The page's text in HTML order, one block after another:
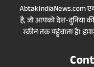
AbtakIndiaNews.com एक
है, जो आपको देश-दुनिया
स्क्रीन तक पहुंचाता है।